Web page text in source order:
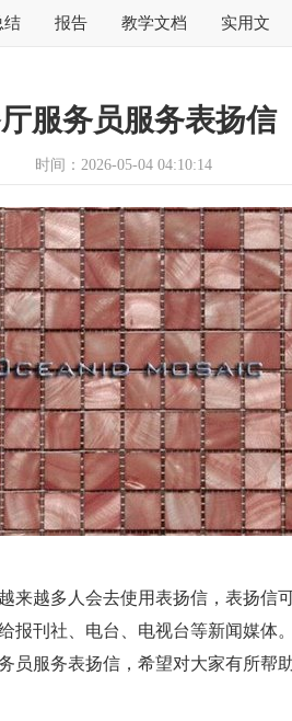
结 报告 教学文档 实用文
服务员服务表扬信
时间：2026-05-04 04:10:14
来越多人会去使用表扬信，表扬信
报刊社、电台、电视台等新闻媒体
员服务表扬信，希望对大家有所帮助